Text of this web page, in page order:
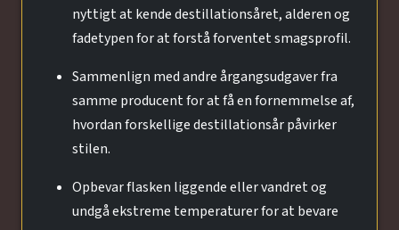
nyttigt at kende destillationsåret, alderen og
fadetypen for at forstå forventet smagsprofil.
Sammenlign med andre årgangsudgaver fra
samme producent for at få en fornemmelse af,
hvordan forskellige destillationsår påvirker
stilen.
Opbevar flasken liggende eller vandret og
undgå ekstreme temperaturer for at bevare